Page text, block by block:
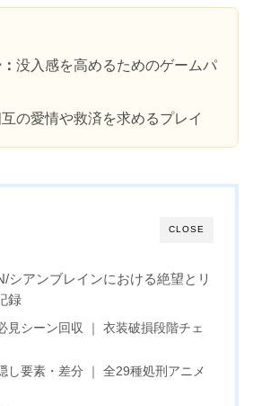
没入感を高めるためのゲームパ
の愛情や救済を求めるプレイ
CLOSE
シアンブレインにおける絶望とリ
録
見シーン回収 ｜ 衣装破損段階チェ
し要素・差分 ｜ 全29種処刑アニメ